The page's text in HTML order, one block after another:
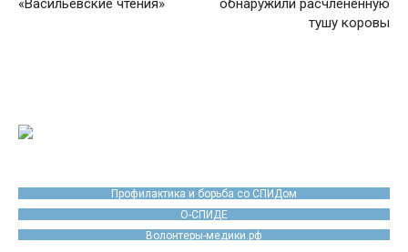
«Васильевские чтения»
обнаружили расчленённую
тушу коровы
Профилактика и борьба со СПИДом
О-СПИДЕ
Волонтеры-медики.рф